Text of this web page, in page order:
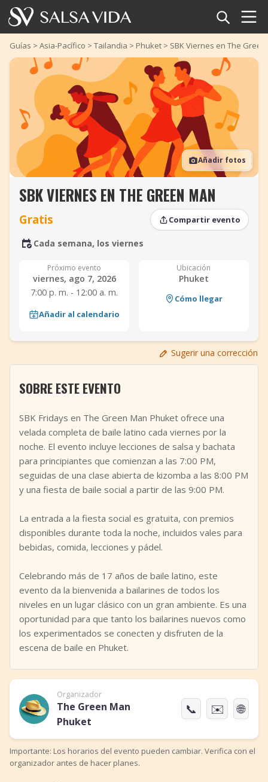
Inicio
Eventos
Noticias
Artículos
Videos
Glosario
Tienda
TuneTempo
Añadir evento
Guías > Asia-Pacífico > Tailandia > Phuket > SBK Viernes en The
Añadir fotos
SBK VIERNES EN THE GREEN MAN
Gratis Compartir evento
Cada semana, los viernes
Próximo evento
viernes, ago 7, 2026
7:00 p. m. - 12:00 a. m.
Añadir al calendario
Ubicación
Phuket
Cómo llegar
Sugerir una corrección
SOBRE ESTE EVENTO
SBK Fridays en The Green Man Phuket ofrece una
velada completa de baile latino cada viernes por la
noche. El evento incluye lecciones de salsa y bachata
para principiantes que comienzan a las 7:00 PM,
seguidas de una clase abierta de kizomba a las 8:00 PM
y una fiesta de baile social a partir de las 9:00 PM.
La entrada a la fiesta social es gratuita, con premios
disponibles durante toda la noche, incluidos vales para
bebidas, comida, lecciones y pádel.
Celebrando más de 17 años de baile latino, este
evento da la bienvenida a bailarines de todos los
niveles en un lugar clásico con un gran ambiente. Es una
oportunidad para que tanto los bailarines nuevos como
los experimentados se conecten y disfruten de la
escena de baile en Phuket.
Organizador
The Green Man
Phuket
📞 ✉️ 🌐
Importante: Los horarios del evento pueden cambiar. Verifica con el
organizador antes de hacer planes.